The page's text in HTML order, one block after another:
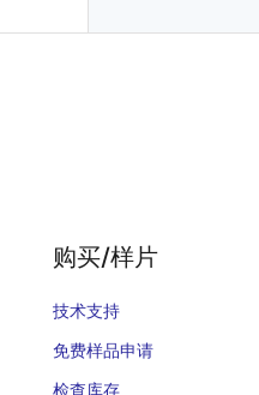
购买/样片
技术支持
免费样品申请
检查库存